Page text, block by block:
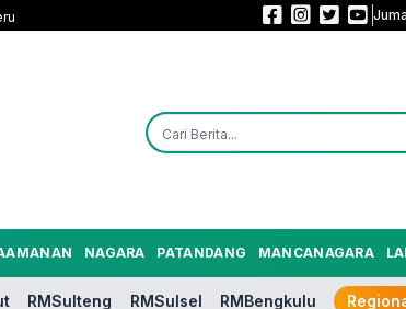
Bungkam Arema 3-1, Persija
NAGARA PATANDANG MANCANAGARA
RMSulteng RMSulsel RMBengkulu